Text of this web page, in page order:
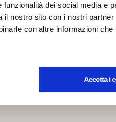
dei social media e
nostro sito con i nostri
con altre informazioni che
Accetta i